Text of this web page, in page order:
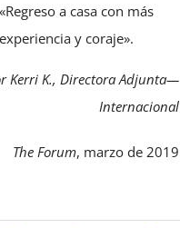
«Regreso a casa con más
experiencia y coraje».
Kerri K., Directora Adjunta—
Internacional
The Forum, marzo de 2019